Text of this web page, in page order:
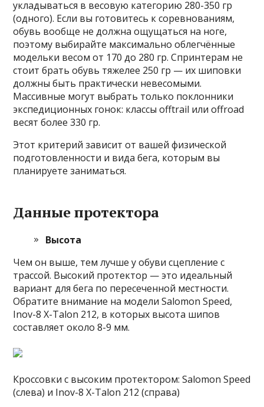
укладываться в весовую категорию 280-350 гр
(одного). Если вы готовитесь к соревнованиям,
обувь вообще не должна ощущаться на ноге,
поэтому выбирайте максимально облегчённые
модельки весом от 170 до 280 гр. Спринтерам не
стоит брать обувь тяжелее 250 гр — их шиповки
должны быть практически невесомыми.
Массивные могут выбрать только поклонники
экспедиционных гонок: классы offtrail или offroad
весят более 330 гр.
Этот критерий зависит от вашей физической
подготовленности и вида бега, которым вы
планируете заниматься.
Данные протектора
Высота
Чем он выше, тем лучше у обуви сцепление с
трассой. Высокий протектор — это идеальный
вариант для бега по пересеченной местности.
Обратите внимание на модели Salomon Speed,
Inov-8 X-Talon 212, в которых высота шипов
составляет около 8-9 мм.
Кроссовки с высоким протектором: Salomon Speed
(слева) и Inov-8 X-Talon 212 (справа)